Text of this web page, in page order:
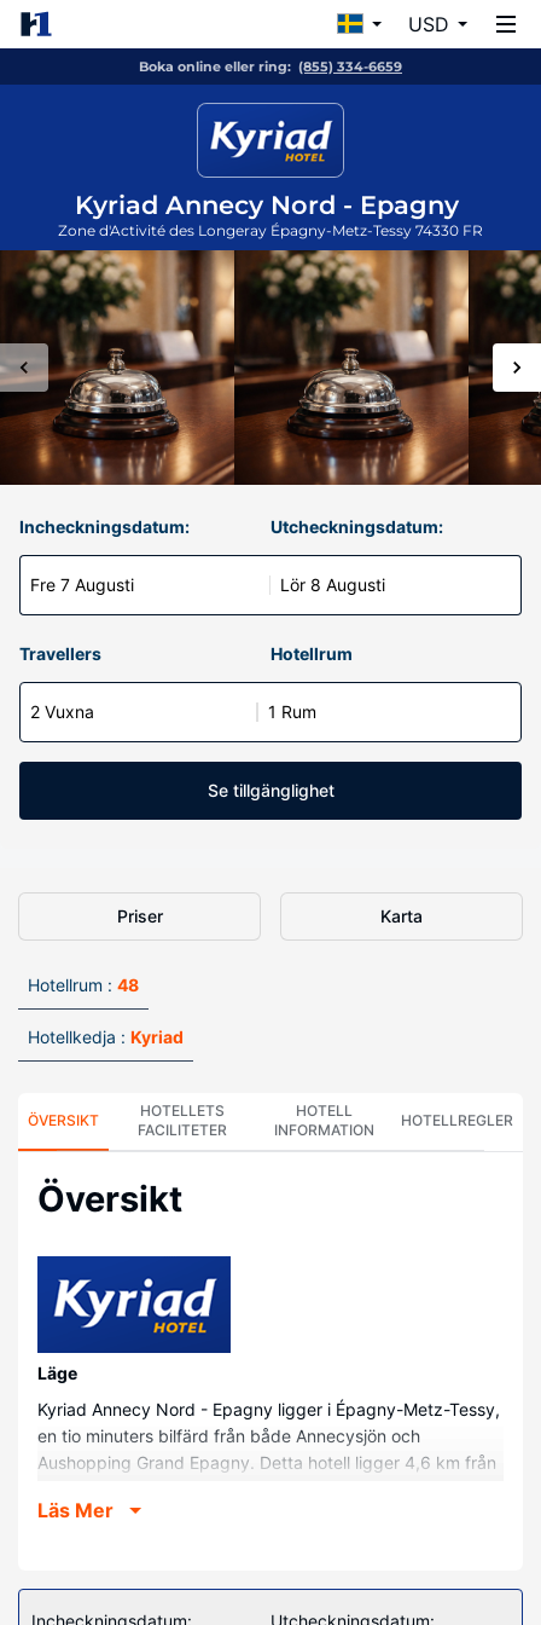
USD
Boka online eller ring: (855) 334-6659
Kyriad Annecy Nord - Epagny
Zone d'Activité des Longeray Épagny-Metz-Tessy 74330 FR
Incheckningsdatum:
Fre 7 Augusti
Utcheckningsdatum:
Lör 8 Augusti
Travellers Hotellrum
2 Vuxna 1 Rum
Se tillgänglighet
Priser Karta
Hotellrum : 48
Hotellkedja : Kyriad
ÖVERSIKT
HOTELLETS
FACILITETER
HOTELL
INFORMATION
HOTELLREGLER
Översikt
Läge
Kyriad Annecy Nord - Epagny ligger i Épagny-Metz-Tessy,
en tio minuters bilfärd från både Annecysjön och
Aushopping Grand Epagny. Detta hotell ligger 4,6 km från
Hotellrum
espressobryggare och platt-tv. Gratis wi-fi gör att du kan
hålla dig uppkopplad, och digital-tv erbjuder
Läs Mer
Incheckningsdatum: Utcheckningsdatum: